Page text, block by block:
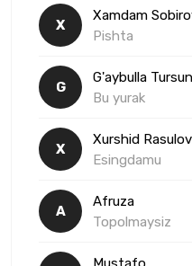
X
Xamdam
Pishta
G
G'aybulla
Bu yurak
X
Xurshid Rasulov
Esingdamu
A
Afruza
Topolmaysiz